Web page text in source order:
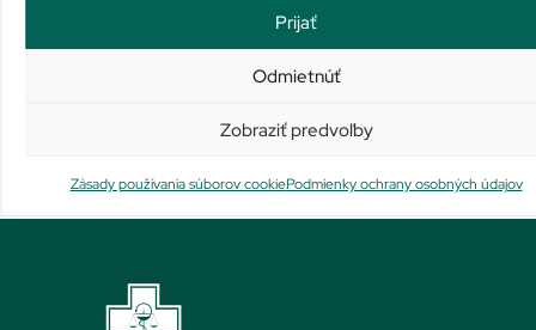
Prijať
Odmietnúť
Zobraziť predvoľby
Zásady používania súborov cookiePodmienky ochrany osobných údajov
23,12€
prirodzené opálenie 150 ml
Nie je na sklade
32,20€
Viac info